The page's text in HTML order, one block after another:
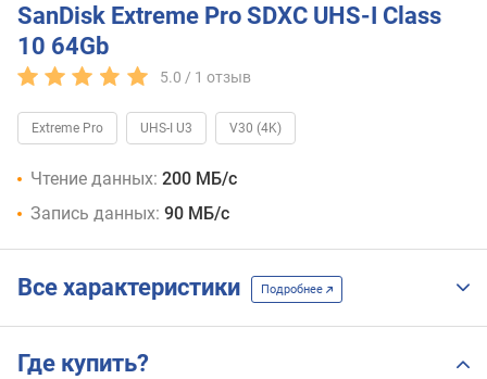
SanDisk Extreme Pro SDXC UHS-I Class
10 64Gb
5.0 / 1 отзыв
Extreme Pro UHS-I U3 V30 (4K)
Чтение данных: 200 МБ/с
Запись данных: 90 МБ/с
Все характеристики Подробнее
Где купить?